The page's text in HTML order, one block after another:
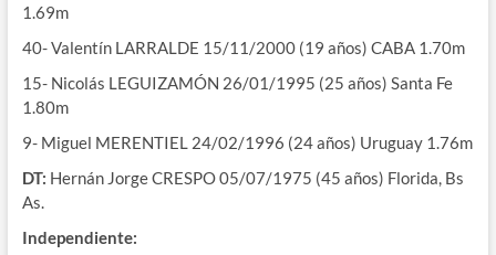
1.69m
40- Valentín LARRALDE 15/11/2000 (19 años) CABA 1.70m
15- Nicolás LEGUIZAMÓN 26/01/1995 (25 años) Santa Fe
1.80m
9- Miguel MERENTIEL 24/02/1996 (24 años) Uruguay 1.76m
DT: Hernán Jorge CRESPO 05/07/1975 (45 años) Florida, Bs
As.
Independiente: